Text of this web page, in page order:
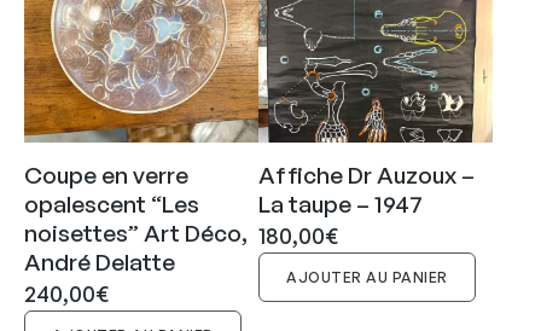
Coupe en verre
opalescent “Les
noisettes” Art Déco,
André Delatte
240,00€
Affiche Dr Auzoux –
La taupe – 1947
180,00€
AJOUTER AU PANIER